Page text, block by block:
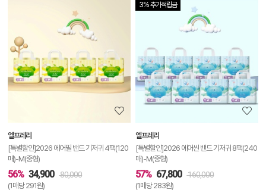
상
세
정
보
기
엘프레리
[특별할인]2026 에어필 밴드 기저귀 4팩(120
매)-M(중형)
56% 34,900 80,000
(1매당 291원)
3% 추가적립금
엘프레리
[특별할인]2026 에어씬 밴드 기저귀 8팩(240
매)-M(중형)
57% 67,800 160,000
(1매당 283원)